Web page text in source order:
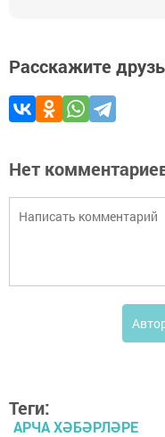
Расскажите
Нет
Теги:
АРЧА ХӘБӘРЛӘРЕ